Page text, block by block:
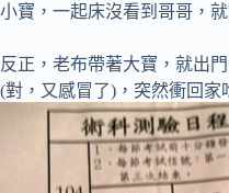
小寶，一起床沒看到哥哥，
反正，老布帶著大寶，就出
(對，又感冒了)，突然衝回家